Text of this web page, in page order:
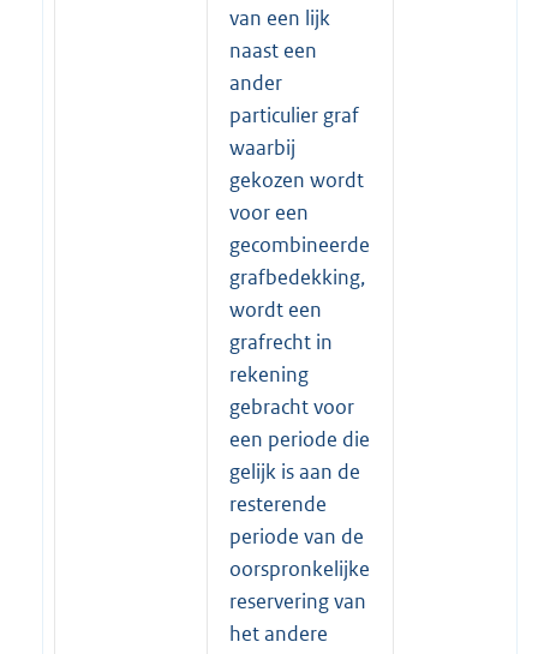
van een lijk
naast een
ander
particulier graf
waarbij
gekozen wordt
voor een
gecombineerde
grafbedekking,
wordt een
grafrecht in
rekening
gebracht voor
een periode die
gelijk is aan de
resterende
periode van de
oorspronkelijke
reservering van
het andere